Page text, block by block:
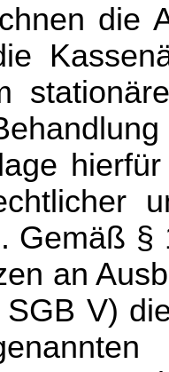
die
Gemäß §
an
SGB V)